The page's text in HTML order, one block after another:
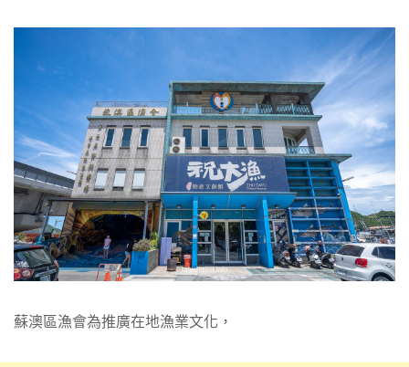
蘇澳區漁會為推廣在地漁業文化，